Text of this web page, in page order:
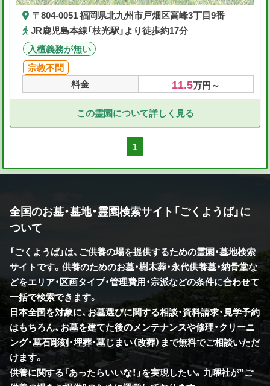
〒804-0051 福岡県北九州市戸畑区高峰3丁目9番
JR鹿児島本線「枝光駅」より徒歩約17分
入檀義務が無い
宗教不問
料金
11.5万円～
この霊園について詳しく見る
1
全国のお墓・墓地・霊園検索サイト「ごくようば」に
ついて
「ごくようば」は、ご供養の場を提供するための霊園・墓地検索
サイトです。供養のためのお墓・樹木葬・永代供養墓・納骨堂な
どをエリア・区画タイプ・管理費用・宗派などの条件に合わせて
一括で検索できます。
日本全国を対象に、お墓選びに関する相談・資料請求・見学予約
はもちろん、お墓を建てた後のメンテナンスや修理・クリーニ
ング・墓石彫刻・埋葬・墓じまい（改葬）まで無料でご相談いただ
けます。
供養に関する「あったらいいな！」を実現したい。九曜社が”ご